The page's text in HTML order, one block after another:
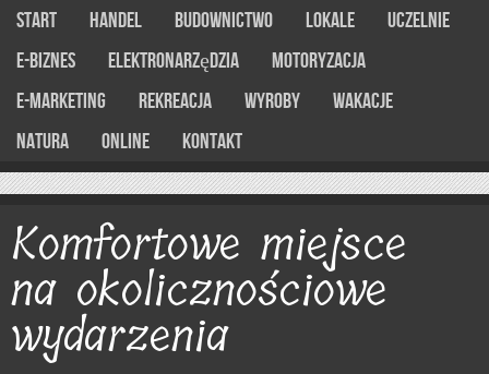
Start Handel Budownictwo Lokale
Uczelnie
E-Biznes
Elektronarzędzia
Motoryzacja
E-marketing
Rekreacja Wyroby
Wakacje
Natura
Online Kontakt
Komfortowe miejsce
na okolicznościowe
wydarzenia